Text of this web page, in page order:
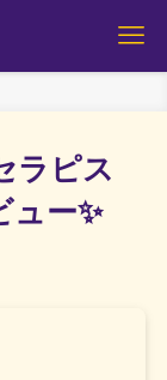
ラピス
ュー✨